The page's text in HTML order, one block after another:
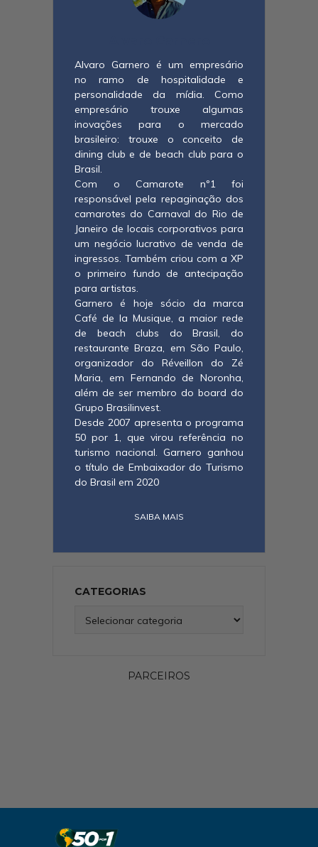
Alvaro Garnero é um empresário
no ramo de hospitalidade e
personalidade da mídia. Como
empresário trouxe algumas
inovações para o mercado
brasileiro: trouxe o conceito de
dining club e de beach club para o
Brasil.
Com o Camarote nº1 foi
responsável pela repaginação dos
camarotes do Carnaval do Rio de
Janeiro de locais corporativos para
um negócio lucrativo de venda de
ingressos. Também criou com a XP
o primeiro fundo de antecipação
para artistas.
Garnero é hoje sócio da marca
Café de la Musique, a maior rede
de beach clubs do Brasil, do
restaurante Braza, em São Paulo,
organizador do Réveillon do Zé
Maria, em Fernando de Noronha,
além de ser membro do board do
Grupo Brasilinvest.
Desde 2007 apresenta o programa
50 por 1, que virou referência no
turismo nacional. Garnero ganhou
o título de Embaixador do Turismo
do Brasil em 2020
SAIBA MAIS
CATEGORIAS
PARCEIROS